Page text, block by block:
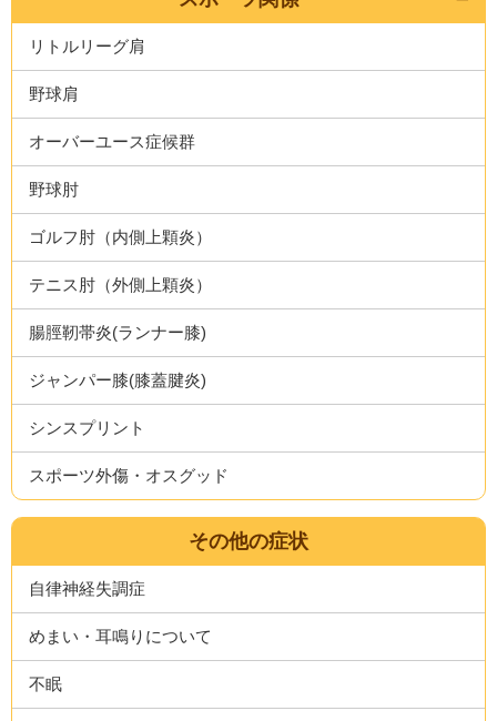
リトルリーグ肩
野球肩
オーバーユース症候群
野球肘
ゴルフ肘（内側上顆炎）
テニス肘（外側上顆炎）
腸脛靭帯炎(ランナー膝)
ジャンパー膝(膝蓋腱炎)
シンスプリント
スポーツ外傷・オスグッド
その他の症状
自律神経失調症
めまい・耳鳴りについて
不眠